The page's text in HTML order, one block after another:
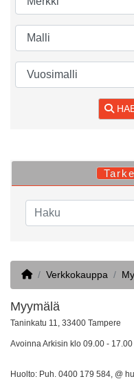
HomeVerkkokauppa
Myymälä
Taninkatu 11, 33400 Tampere
Avoinna Arkisin klo 09.00 - 17.00
Huolto: Puh. 0400 179 584, @